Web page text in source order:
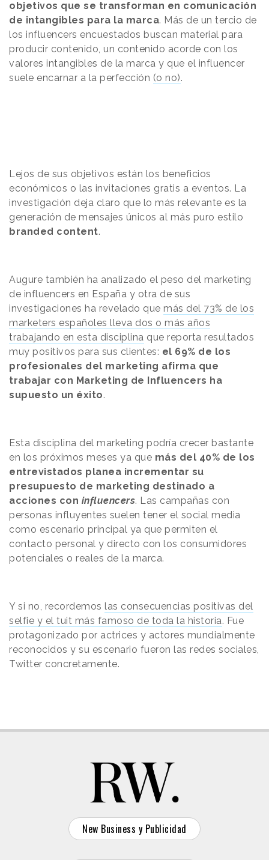
objetivos que se transforman en comunicación
de intangibles para la marca. Más de un tercio de
los influencers encuestados buscan material para
producir contenido, un contenido acorde con los
valores intangibles de la marca y que el influencer
suele encarnar a la perfección (o no).
Lejos de sus objetivos están los beneficios
económicos o las invitaciones gratis a eventos. La
investigación deja claro que lo más relevante es la
generación de mensajes únicos al más puro estilo
branded content.
Augure también ha analizado el peso del marketing
de influencers en España y otra de sus
investigaciones ha revelado que más del 73% de los
marketers españoles lleva dos o más años
trabajando en esta disciplina que reporta resultados
muy positivos para sus clientes: el 69% de los
profesionales del marketing afirma que
trabajar con Marketing de Influencers ha
supuesto un éxito.
Esta disciplina del marketing podría crecer bastante
en los próximos meses ya que más del 40% de los
entrevistados planea incrementar su
presupuesto de marketing destinado a
acciones con influencers. Las campañas con
personas influyentes suelen tener el social media
como escenario principal ya que permiten el
contacto personal y directo con los consumidores
potenciales o reales de la marca.
Y si no, recordemos las consecuencias positivas del
selfie y el tuit más famoso de toda la historia. Fue
protagonizado por actrices y actores mundialmente
reconocidos y su escenario fueron las redes sociales,
Twitter concretamente.
New Business y Publicidad